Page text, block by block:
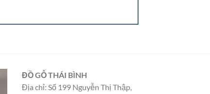
ĐỒ GỖ THÁI BÌNH
Địa chỉ: Số 199 Nguyễn Thị Thập,